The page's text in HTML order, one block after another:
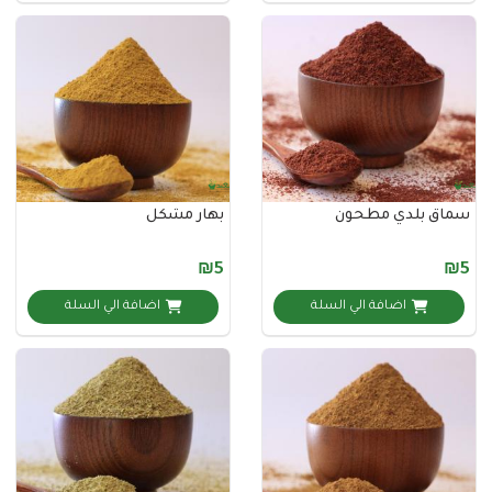
بلدي مطحون
اضافة الي السلة
بهار مشكل
اضافة الي السلة